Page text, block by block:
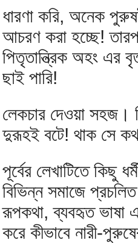
ধারণা করি, অনেক
আচরণ করা হচ্ছে!
পিতৃতান্ত্রিক অহং এর
ছাই পারি!
লেকচার দেওয়া সহজ।
দুরূহই বটে! থাক সে
পূর্বের লেখাটিতে কিছু
বিভিন্ন সমাজে
রূপকথা, ব্যবহৃত ভাষা
করে কীভাবে নারী-